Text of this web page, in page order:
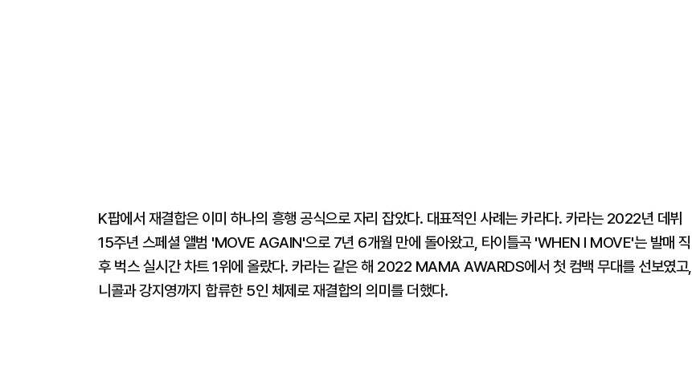
K팝에서 재결합은 이미 하나의 흥행 공식으로 자리 잡았다. 대표적인 사례는 카라다. 카라는 2022년 데뷔
15주년 스페셜 앨범 'MOVE AGAIN'으로 7년 6개월 만에 돌아왔고, 타이틀곡 'WHEN I MOVE'는 발매 직
후 벅스 실시간 차트 1위에 올랐다. 카라는 같은 해 2022 MAMA AWARDS에서 첫 컴백 무대를 선보였고,
니콜과 강지영까지 합류한 5인 체제로 재결합의 의미를 더했다.